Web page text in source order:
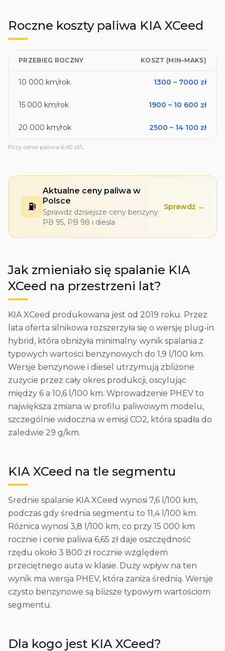
Roczne koszty paliwa KIA XCeed
PRZEBIEG ROCZNY KOSZT (MIN–MAKS)
10 000 km/rok 1300 – 7000 zł
15 000 km/rok 1900 – 10 600 zł
20 000 km/rok 2500 – 14 100 zł
Przy cenie paliwa 6,65 zł/L
⛽
Aktualne ceny paliwa w
Polsce
Sprawdź dzisiejsze ceny benzyny
PB 95, PB 98 i diesla
Sprawdź →
Jak zmieniało się spalanie KIA
XCeed na przestrzeni lat?
KIA XCeed produkowana jest od 2019 roku. Przez
lata oferta silnikowa rozszerzyła się o wersję plug-in
hybrid, która obniżyła minimalny wynik spalania z
typowych wartości benzynowych do 1,9 l/100 km.
Wersje benzynowe i diesel utrzymują zbliżone
zużycie przez cały okres produkcji, oscylując
między 6 a 10,6 l/100 km. Wprowadzenie PHEV to
największa zmiana w profilu paliwowym modelu,
szczególnie widoczna w emisji CO2, która spadła do
zaledwie 29 g/km.
KIA XCeed na tle segmentu
Średnie spalanie KIA XCeed wynosi 7,6 l/100 km,
podczas gdy średnia segmentu to 11,4 l/100 km.
Różnica wynosi 3,8 l/100 km, co przy 15 000 km
rocznie i cenie paliwa 6,65 zł daje oszczędność
rzędu około 3 800 zł rocznie względem
przeciętnego auta w klasie. Duży wpływ na ten
wynik ma wersja PHEV, która zaniża średnią. Wersje
czysto benzynowe są bliższe typowym wartościom
segmentu.
Dla kogo jest KIA XCeed?